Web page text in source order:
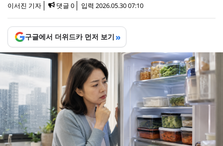
이서진 기자 댓글 0 입력 2026.05.30 07:10
구글에서 더위드카 먼저 보기 »